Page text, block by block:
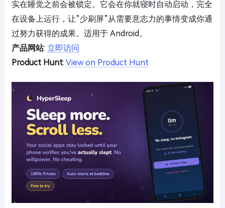
实在睡觉之前会被锁定。它会在你就寝时自动启动，完全
在设备上运行，让“少刷屏”从需要意志力的事情变成你通
过努力获得的成果。适用于 Android。
产品网站: 立即访问
Product Hunt: View on Product Hunt